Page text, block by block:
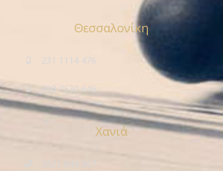
Θεσσαλονίκη
231 1114 476
698 7530 646
Χανιά
2821 049 367